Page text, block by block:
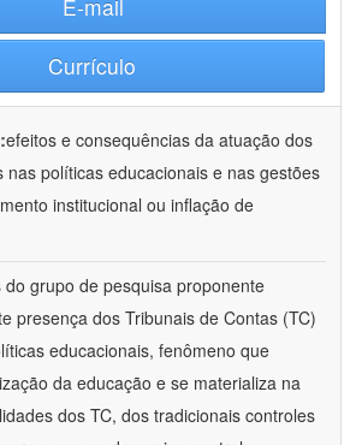
E-mail
Currículo
efeitos e consequências da atuação dos
nas políticas educacionais e nas gestões
institucional ou inflação de
do grupo de pesquisa proponente
presença dos Tribunais de Contas (TC)
educacionais, fenômeno que
da educação e se materializa na
dos TC, dos tradicionais controles